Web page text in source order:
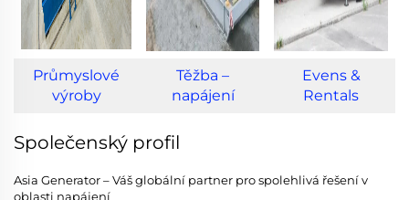
Průmyslové
výroby
Těžba –
napájení
Evens &
Rentals
Společenský profil
Asia Generator – Váš globální partner pro spolehlivá řešení v
oblasti napájení